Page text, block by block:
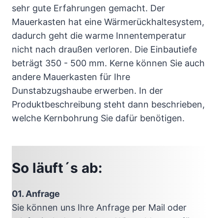
sehr gute Erfahrungen gemacht. Der
Mauerkasten hat eine Wärmerückhaltesystem,
dadurch geht die warme Innentemperatur
nicht nach draußen verloren. Die Einbautiefe
beträgt 350 - 500 mm. Kerne können Sie auch
andere Mauerkasten für Ihre
Dunstabzugshaube erwerben. In der
Produktbeschreibung steht dann beschrieben,
welche Kernbohrung Sie dafür benötigen.
So läuft´s ab:
01. Anfrage
Sie können uns Ihre Anfrage per Mail oder